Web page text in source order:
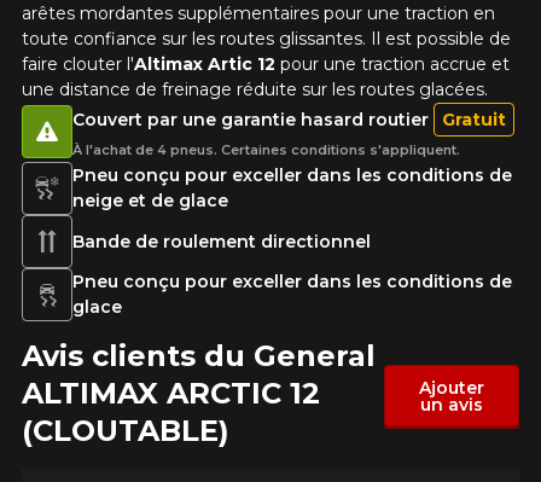
arêtes mordantes supplémentaires pour une traction en
toute confiance sur les routes glissantes. Il est possible de
faire clouter l'Altimax Artic 12 pour une traction accrue et
une distance de freinage réduite sur les routes glacées.
Pneu conçu pour exceller dans les conditions de
neige et de glace
Bande de roulement directionnel
Couvert par une garantie hasard routier Gratuit
À l'achat de 4 pneus. Certaines conditions s'appliquent.
Pneu conçu pour exceller dans les conditions de
glace
Avis clients du General
ALTIMAX ARCTIC 12
(CLOUTABLE)
Ajouter
un avis